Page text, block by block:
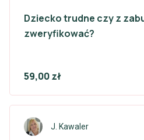
Dziecko trudne czy z
zweryfikować?
59,00 zł
J. Kawaler